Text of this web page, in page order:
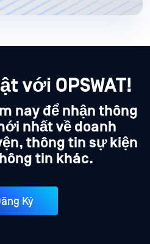
với OPSWAT!
nay để nhận thông
nhất về doanh
thông tin sự kiện
tin khác.
Ký